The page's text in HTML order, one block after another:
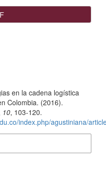
en la cadena logística
Colombia. (2016).
10, 103-120.
index.php/agustiniana/